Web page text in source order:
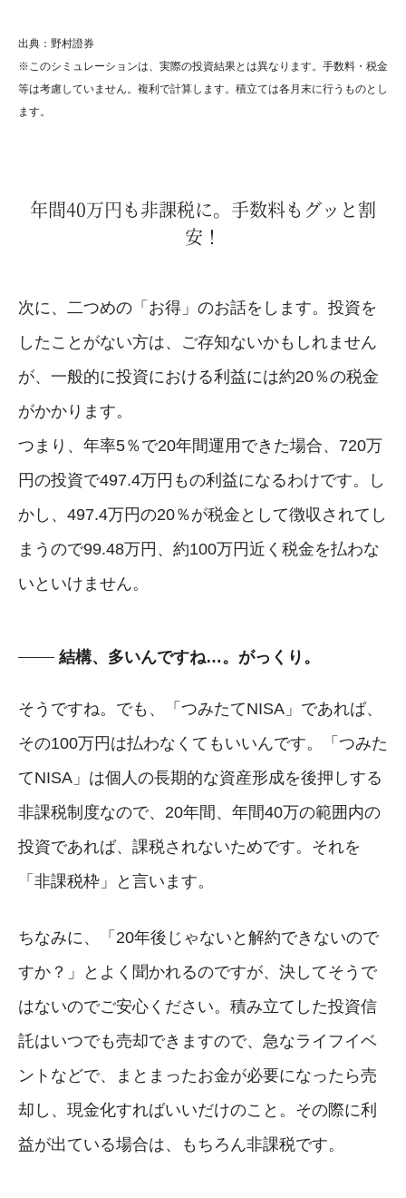
出典：野村證券
※このシミュレーションは、実際の投資結果とは異なります。手数料・税金
等は考慮していません。複利で計算します。積立ては各月末に行うものとし
ます。
年間40万円も非課税に。手数料もグッと割
安！
次に、二つめの「お得」のお話をします。投資を
したことがない方は、ご存知ないかもしれません
が、一般的に投資における利益には約20％の税金
がかかります。
つまり、年率5％で20年間運用できた場合、720万
円の投資で497.4万円もの利益になるわけです。し
かし、497.4万円の20％が税金として徴収されてし
まうので99.48万円、約100万円近く税金を払わな
いといけません。
結構、多いんですね…。がっくり。
そうですね。でも、「つみたてNISA」であれば、
その100万円は払わなくてもいいんです。「つみた
てNISA」は個人の長期的な資産形成を後押しする
非課税制度なので、20年間、年間40万の範囲内の
投資であれば、課税されないためです。それを
「非課税枠」と言います。
ちなみに、「20年後じゃないと解約できないので
すか？」とよく聞かれるのですが、決してそうで
はないのでご安心ください。積み立てした投資信
託はいつでも売却できますので、急なライフイベ
ントなどで、まとまったお金が必要になったら売
却し、現金化すればいいだけのこと。その際に利
益が出ている場合は、もちろん非課税です。